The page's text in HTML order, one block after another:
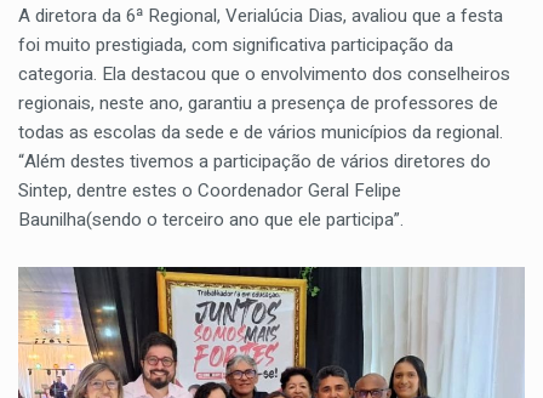
A diretora da 6ª Regional, Verialúcia Dias, avaliou que a festa
foi muito prestigiada, com significativa participação da
categoria. Ela destacou que o envolvimento dos conselheiros
regionais, neste ano, garantiu a presença de professores de
todas as escolas da sede e de vários municípios da regional.
“Além destes tivemos a participação de vários diretores do
Sintep, dentre estes o Coordenador Geral Felipe
Baunilha(sendo o terceiro ano que ele participa”.